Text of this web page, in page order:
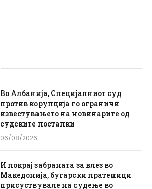
Во Албанија, Специјалниот суд
против корупција го ограничи
известувањето на новинарите од
судските постапки
06/08/2026
И покрај забраната за влез во
Македонија, бугарски пратеници
присуствувале на судење во